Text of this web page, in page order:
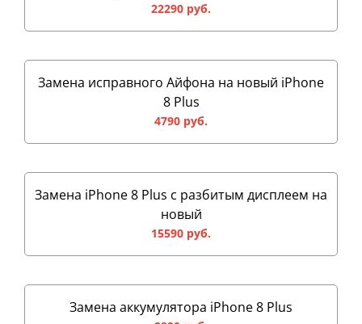
22290 руб.
Замена исправного Айфона на новый iPhone
8 Plus
4790 руб.
Замена iPhone 8 Plus с разбитым дисплеем на
новый
15590 руб.
Замена аккумулятора iPhone 8 Plus